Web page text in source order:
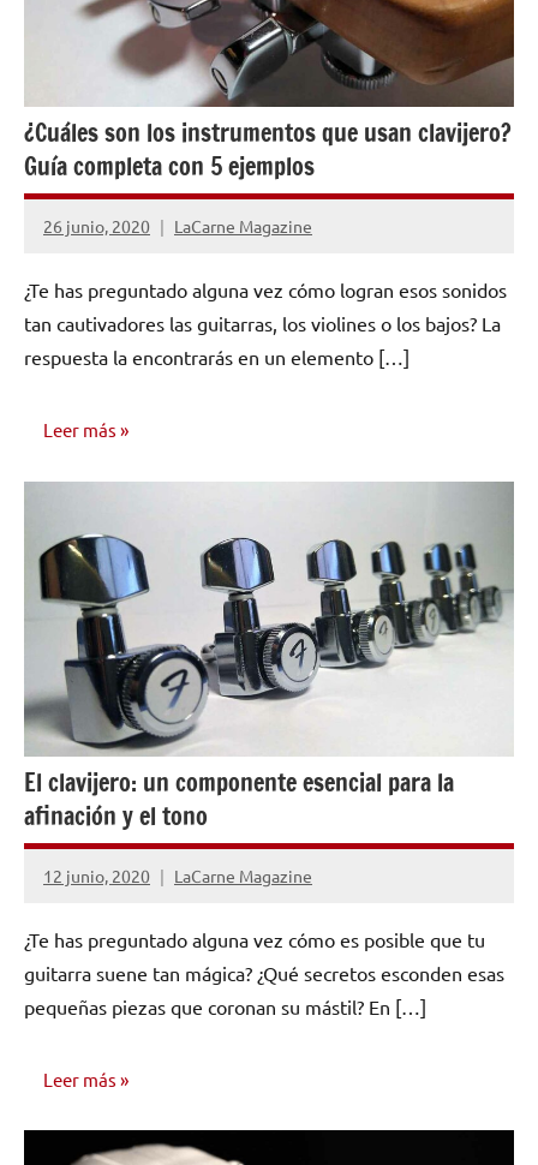
¿Cuáles son los instrumentos que usan clavijero?
Guía completa con 5 ejemplos
26 junio, 2020 LaCarne Magazine
No
comentarios
¿Te has preguntado alguna vez cómo logran esos sonidos
tan cautivadores las guitarras, los violines o los bajos? La
respuesta la encontrarás en un elemento […]
Leer más
MUSICAL
El clavijero: un componente esencial para la
afinación y el tono
12 junio, 2020 LaCarne Magazine
No
comentarios
¿Te has preguntado alguna vez cómo es posible que tu
guitarra suene tan mágica? ¿Qué secretos esconden esas
pequeñas piezas que coronan su mástil? En […]
Leer más
INVESTIGACIÓN